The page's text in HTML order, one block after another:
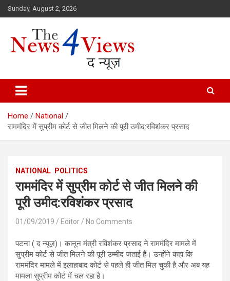
Skip
to
Sunday, August 2, 2026
TheNews4Views
Home
National
राममंदिर में सुप्रीम कोर्ट से जीत मिलने की पूरी उमीद:रविशंकर प्रसाद
NATIONAL POLITICS
राममंदिर में सुप्रीम कोर्ट से जीत मिलने की
पूरी उमीद:रविशंकर प्रसाद
01/09/2019 Editor No Comments
पटना ( द न्यूज़)। कानून मंत्री रविशंकर प्रसाद ने राममंदिर मामले में
सुप्रीम कोर्ट से जीत मिलने की पूरी उम्मीद जताई है। उन्होंने कहा कि
राममंदिर मामले में इलाहाबाद कोर्ट से पहले ही जीत मिल चुकी है और अब यह
मामला सुप्रीम कोर्ट में चल रहा है।